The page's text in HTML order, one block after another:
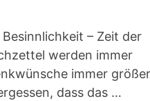
– Zeit der
werden immer
immer
dass das …